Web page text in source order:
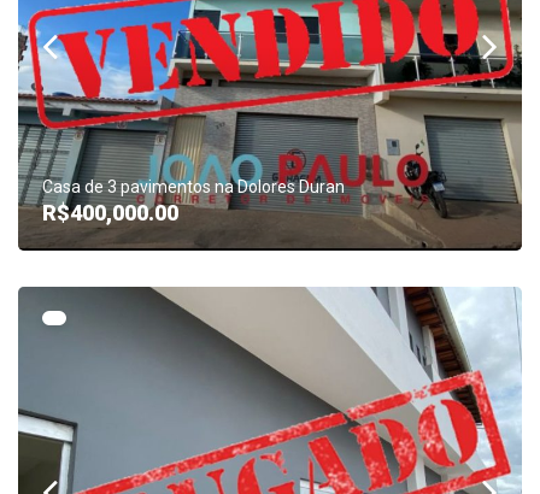
Casa de 3 pavimentos na Dolores Duran
R$400,000.00